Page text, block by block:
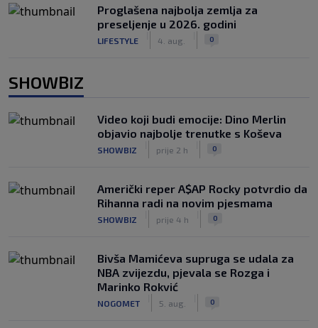
Proglašena najbolja zemlja za
preseljenje u 2026. godini
LIFESTYLE 4. aug. 0
SHOWBIZ
Video koji budi emocije: Dino Merlin
objavio najbolje trenutke s Koševa
SHOWBIZ prije 2 h 0
Američki reper A$AP Rocky potvrdio da
Rihanna radi na novim pjesmama
SHOWBIZ prije 4 h 0
Bivša Mamićeva supruga se udala za
NBA zvijezdu, pjevala se Rozga i
Marinko Rokvić
NOGOMET 5. aug. 0